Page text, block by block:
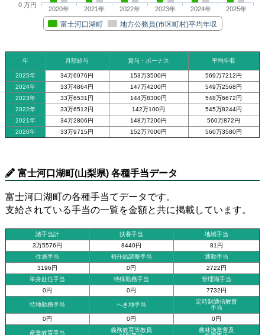
富士河口湖町 地方公務員(市区町村)平均年収
2020年 2021年 2022年 2023年 2024年 2025年
0 万円
年 月額給与 賞与・ボーナス 平均年収
2025年 34万6976円 153万3500円
569万7212円
2024年
33万4864円 147万4200円
549万2568円
2023年
33万6531円 144万8300円
548万6672円
2022年
33万6512円 142万100円
545万8244円
2021年
34万2806円 148万7200円
560万872円
2020年
33万9715円 152万7000円 560万3580円
富士河口湖町(山梨県) 各種手当データ
富士河口湖町の各種手当てデータです。
支給されている手当の一覧を金額と共に掲載しています。
諸手当計 扶養手当
地域手当
3万5576円
8440円
81円
住居手当
初任給調整手当
通勤手当
3196円
0円
2722円
単身赴任手当
特殊勤務手当
管理職手当
0円
0円 7732円
特地勤務手当 へき地手当
定時制通信教育
手当
0円
0円 0円
産業教育手当
義務教育等教員
農林漁業普及